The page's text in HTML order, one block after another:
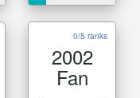
0/5 ranks
2002
Fan